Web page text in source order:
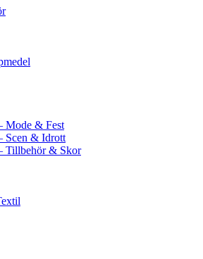
Mode & Fest
Scen & Idrott
Tillbehör & Skor